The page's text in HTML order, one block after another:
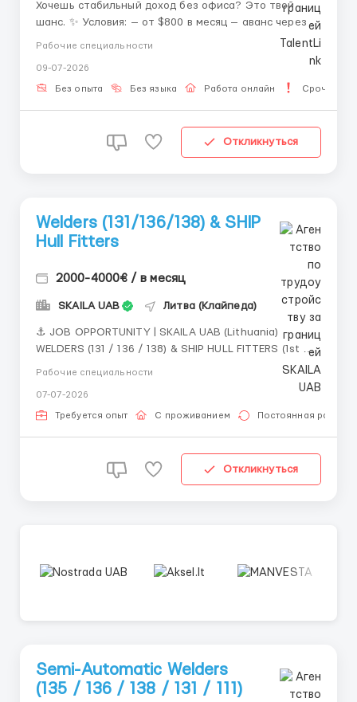
Хочешь стабильный доход без офиса? Это твой
шанс. ✨ Условия: — от $800 в месяц — аванс через 2
интернет 📲 Для отклика: Напишите в Telegram :
@ViktoriiaHRrecruite...
Рабочие специальности
09-07-2026
Без опыта Без языка Работа онлайн Срочная
Откликнуться
Welders (131/136/138) & SHIP
Hull Fitters
2000-4000€ / в месяц
SKAILA UAB Литва (Клайпеда)
⚓ JOB OPPORTUNITY | SKAILA UAB (Lithuania)
WELDERS (131 / 136 / 138) & SHIP HULL FITTERS (1st &
2nd Class) 📍 Location: Lithuania, with work
assignments in Germany, Belgium, the Netherlands,
and Sweden 🏭 Projects: Shipbuilding • Ship Repair •
Steel Structures • Bridge ...
Рабочие специальности
07-07-2026
Требуется опыт С проживанием Постоянная работа
Откликнуться
Semi-Automatic Welders
(135 / 136 / 138 / 131 / 111)